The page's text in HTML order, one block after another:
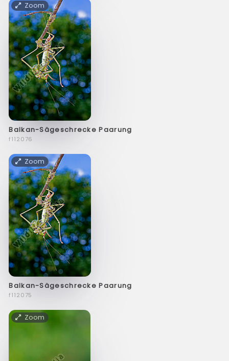
Zoom
Balkan-Sägeschrecke Paarung
f112076
Zoom
Balkan-Sägeschrecke Paarung
f112075
Zoom